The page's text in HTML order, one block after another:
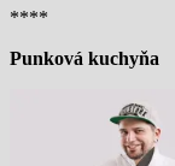
****
Punková kuchyňa